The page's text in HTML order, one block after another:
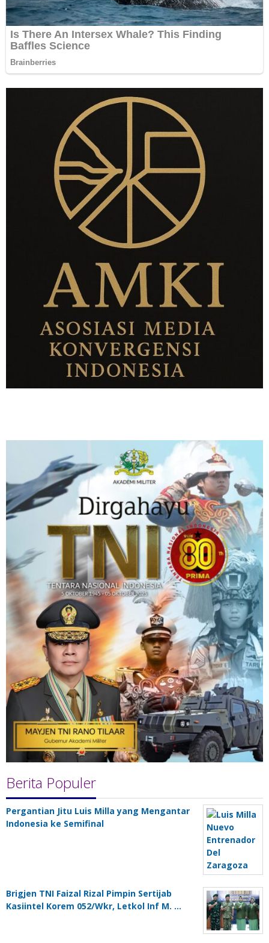
Berita Populer
Pergantian Jitu Luis Milla yang Mengantar
Indonesia ke Semifinal
Brigjen TNI Faizal Rizal Pimpin Sertijab
Kasiintel Korem 052/Wkr, Letkol Inf M. …